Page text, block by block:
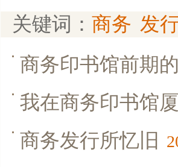
关键词： 商务 发
商务印书馆前期
我在商务印书馆
商务发行所忆旧